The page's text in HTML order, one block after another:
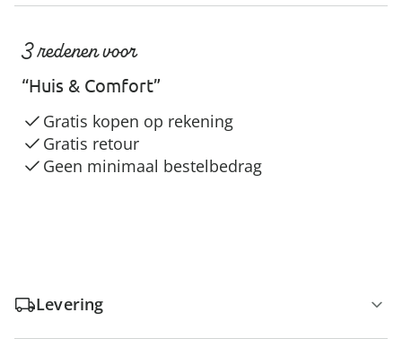
3 redenen voor
“Huis & Comfort”
Gratis kopen op rekening
Gratis retour
Geen minimaal bestelbedrag
Levering